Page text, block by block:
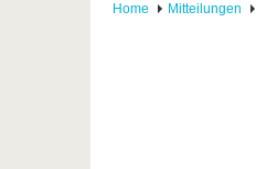
Home Mitteilungen